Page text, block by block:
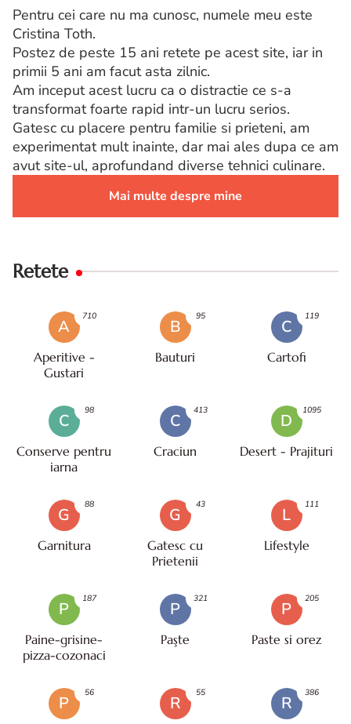
Pentru cei care nu ma cunosc, numele meu este
Cristina Toth.
Postez de peste 15 ani retete pe acest site, iar in
primii 5 ani am facut asta zilnic.
Am inceput acest lucru ca o distractie ce s-a
transformat foarte rapid intr-un lucru serios.
Gatesc cu placere pentru familie si prieteni, am
experimentat mult inainte, dar mai ales dupa ce am
avut site-ul, aprofundand diverse tehnici culinare.
Mai multe despre mine
Retete
A
Aperitive -
Gustari
710
B
Bauturi
95
C
Cartofi
119
C
Conserve pentru
iarna
98
C
Craciun
413
D
Desert - Prajituri
1095
G
Garnitura
88
G
Gatesc cu
Prietenii
43
L
Lifestyle
111
P
Paine-grisine-
pizza-cozonaci
187
P
Paşte
321
P
Paste si orez
205
P
56
R
55
R
386